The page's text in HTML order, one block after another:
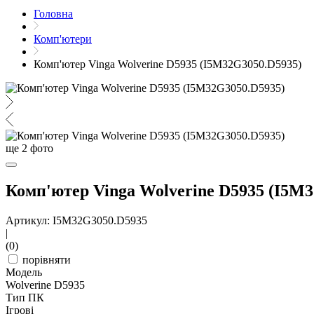
Головна
Комп'ютери
Комп'ютер Vinga Wolverine D5935 (I5M32G3050.D5935)
ще 2 фото
Комп'ютер Vinga Wolverine D5935
Артикул: I5M32G3050.D5935
|
(0)
порівняти
Модель
Wolverine D5935
Тип ПК
Ігрові